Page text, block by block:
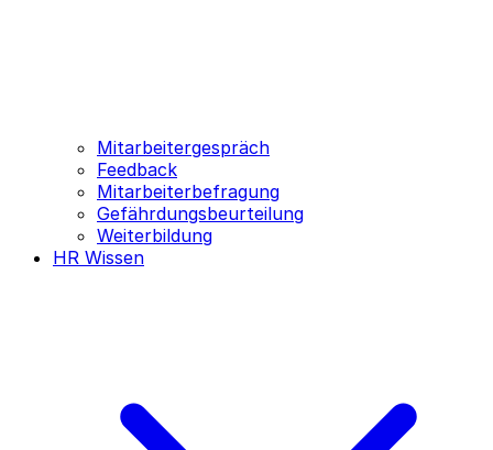
Mitarbeitergespräch
Feedback
Mitarbeiterbefragung
Gefährdungsbeurteilung
Weiterbildung
HR Wissen